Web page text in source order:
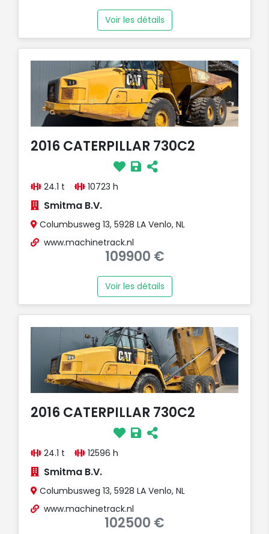
Voir les détails
2016 CATERPILLAR 730C2
24.1 t 10723 h
Smitma B.V.
Columbusweg 13, 5928 LA Venlo, NL
www.machinetrack.nl
109900 €
Voir les détails
2016 CATERPILLAR 730C2
24.1 t 12596 h
Smitma B.V.
Columbusweg 13, 5928 LA Venlo, NL
www.machinetrack.nl
102500 €